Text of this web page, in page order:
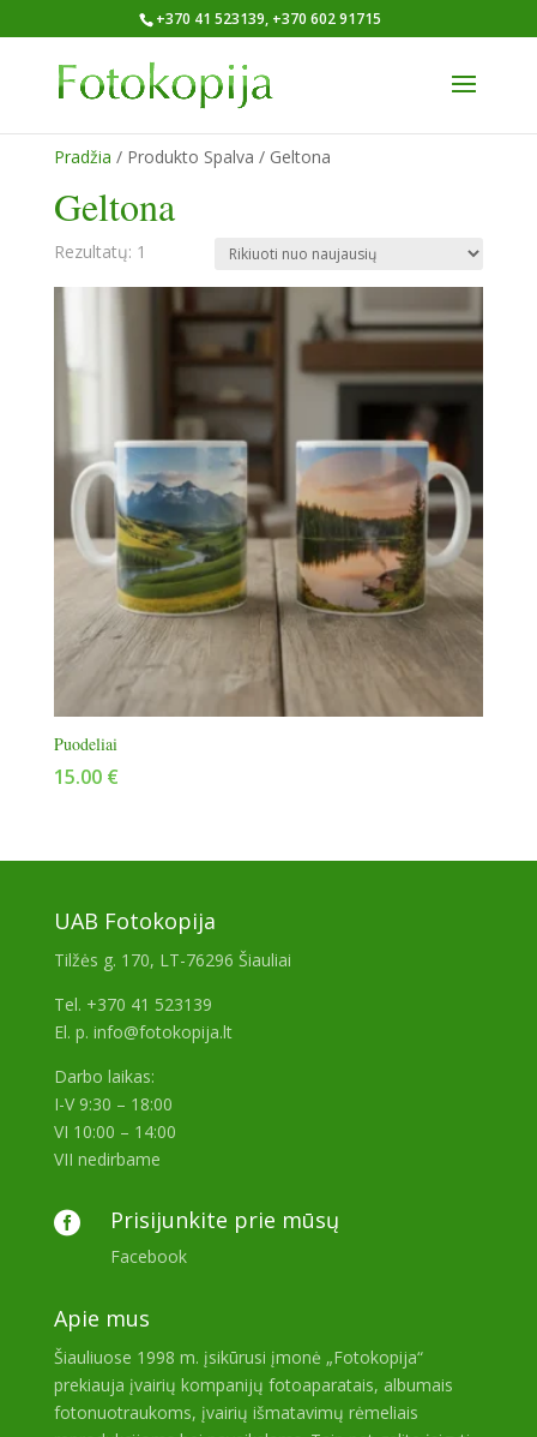
+370 41 523139, +370 602 91715
Pradžia / Produkto Spalva / Geltona
Geltona
Rezultatų: 1
Puodeliai
15.00 €
UAB Fotokopija
Tilžės g. 170, LT-76296 Šiauliai
Tel. +370 41 523139
El. p. info@fotokopija.lt
Darbo laikas:
I-V 9:30 – 18:00
VI 10:00 – 14:00
VII nedirbame
 Prisijunkite prie mūsų
Facebook
Apie mus
Šiauliuose 1998 m. įsikūrusi įmonė „Fotokopija“
prekiauja įvairių kompanijų fotoaparatais, albumais
fotonuotraukoms, įvairių išmatavimų rėmeliais